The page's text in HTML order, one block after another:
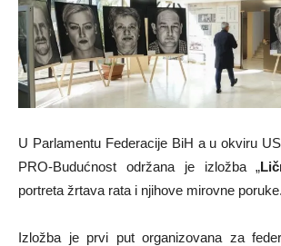
U Parlamentu Federacije BiH a u okviru
PRO-Budućnost održana je izložba „
portreta žrtava rata i njihove mirovne poruke.
Izložba je prvi put organizovana za